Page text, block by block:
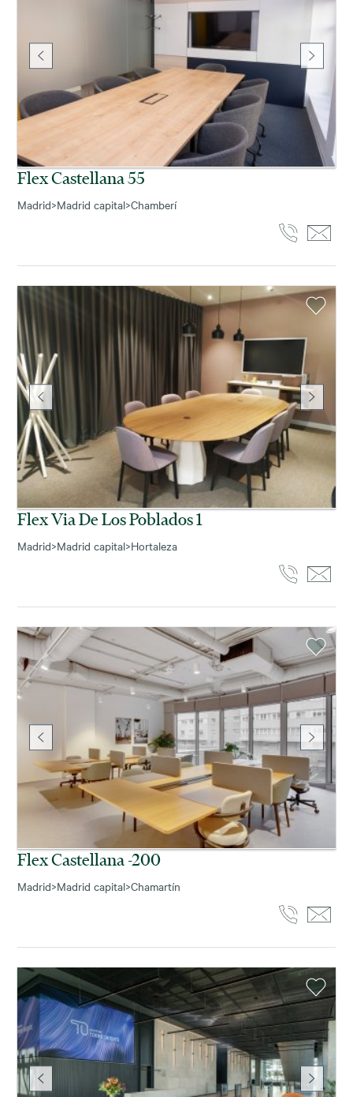
Flex Castellana 55
Madrid>Madrid capital>Chamberí
Flex Via De Los Poblados 1
Madrid>Madrid capital>Hortaleza
Flex Castellana -200
Madrid>Madrid capital>Chamartín